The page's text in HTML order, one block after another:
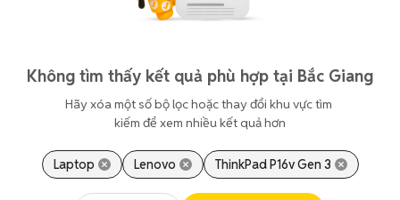
Không tìm thấy kết quả phù hợp tại Bắc Giang
Hãy xóa một số bộ lọc hoặc thay đổi khu vực tìm
kiếm để xem nhiều kết quả hơn
Laptop Lenovo ThinkPad P16v Gen 3